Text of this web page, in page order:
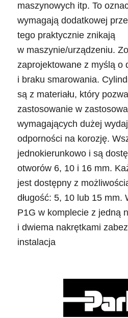
maszynowych itp. To
wymagają dodatkowej
tego praktycznie znikają
w maszynie/urządzeniu.
zaprojektowane z myślą o
i braku smarowania.
są z materiału, który
zastosowanie w
wymagających dużej
odporności na korozję.
jednokierunkowo i są
otworów 6, 10 i 16 mm.
jest dostępny z
długość: 5, 10 lub 15 mm.
P1G w komplecie z jedną
i dwiema nakrętkami
instalacja